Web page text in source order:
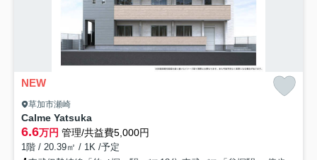
NEW
草加市瀬崎
Calme Yatsuka
6.6万円 管理/共益費5,000円
1階 / 20.39㎡ / 1K /予定